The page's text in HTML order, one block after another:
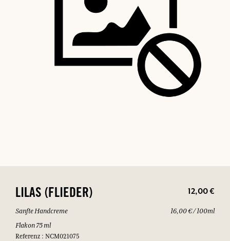
LILAS (FLIEDER) 12,00 €
Sanfte Handcreme
Flakon 75 ml
Referenz : NCM021075
16,00 € / 100ml